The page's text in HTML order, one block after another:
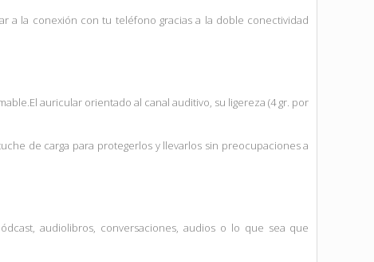
a la conexión con tu teléfono gracias a la doble conectividad
auricular orientado al canal auditivo, su ligereza (4 gr. por
de carga para protegerlos y llevarlos sin preocupaciones a
audiolibros, conversaciones, audios o lo que sea que